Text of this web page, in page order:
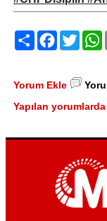
PaylaşFacebook
Yorum Ekle
Yapılan